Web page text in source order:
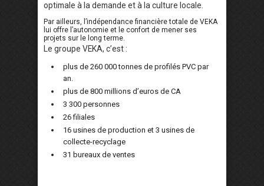
optimale à la demande et à la culture locale.
Par ailleurs, l’indépendance financière totale de VEKA
lui offre l’autonomie et le confort de mener ses
projets sur le long terme.
Le groupe VEKA, c’est :
plus de 260 000 tonnes de profilés PVC par
an.
plus de 800 millions d’euros de CA
3 300 personnes
26 filiales
16 usines de production et 3 usines de
collecte-recyclage
31 bureaux de ventes